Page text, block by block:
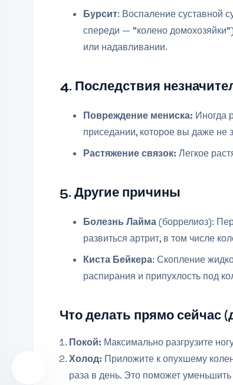
Бурсит: Воспаление суставной
спереди — "колено
или надавливании.
4. Последствия
Повреждение мениска: Иногда
приседании, которое вы даже не
Растяжение связок: Легкое
5. Другие причины
Болезнь Лайма(боррелиоз):
развиться артрит, в том числе
Киста Бейкера: Скопление
распирания и припухлость под
Что делать прямо сейчас
Покой: Максимально разгрузите
Холод: Приложите к опухшему
раза в день. Это поможет